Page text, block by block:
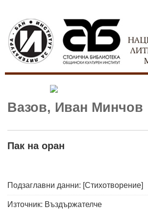
Вазов, Иван Минчов
Пак на оран
Подзаглавни данни: [Стихотворение]
Източник: Въздържателче